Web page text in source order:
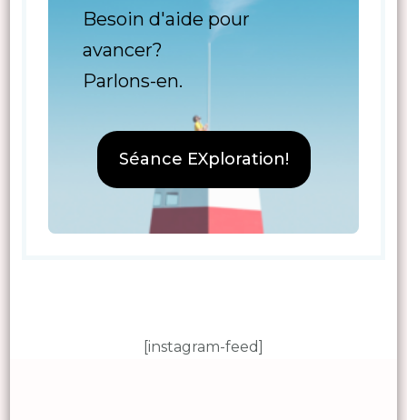
Besoin d'aide pour
avancer?
Parlons-en.
Séance EXploration!
[instagram-feed]